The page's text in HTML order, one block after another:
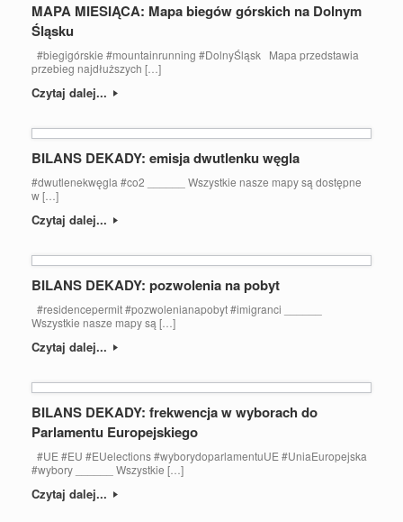
MAPA MIESIĄCA: Mapa biegów górskich na Dolnym
Śląsku
#biegigórskie #mountainrunning #DolnyŚląsk Mapa przedstawia
przebieg najdłuższych […]
Czytaj dalej...
BILANS DEKADY: emisja dwutlenku węgla
#dwutlenekwęgla #co2 ______ Wszystkie nasze mapy są dostępne
w […]
Czytaj dalej...
BILANS DEKADY: pozwolenia na pobyt
#residencepermit #pozwolenianapobyt #imigranci ______
Wszystkie nasze mapy są […]
Czytaj dalej...
BILANS DEKADY: frekwencja w wyborach do
Parlamentu Europejskiego
#UE #EU #EUelections #wyborydoparlamentuUE #UniaEuropejska
#wybory ______ Wszystkie […]
Czytaj dalej...